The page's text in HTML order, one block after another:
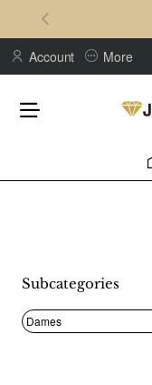
Account More
Subcategories
Dames